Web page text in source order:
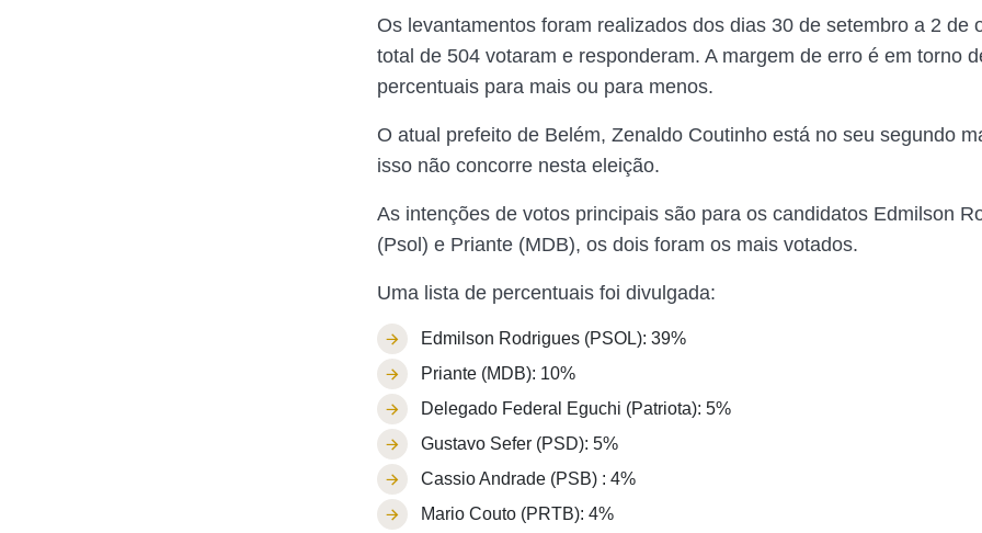
Os levantamentos foram realizados dos dias 30 de setembro a 2 de
total de 504 votaram e responderam. A margem de erro é em torno
percentuais para mais ou para menos.
O atual prefeito de Belém, Zenaldo Coutinho está no seu segundo
isso não concorre nesta eleição.
As intenções de votos principais são para os candidatos Edmilson
(Psol) e Priante (MDB), os dois foram os mais votados.
Uma lista de percentuais foi divulgada:
Edmilson Rodrigues (PSOL): 39%
Priante (MDB): 10%
Delegado Federal Eguchi (Patriota): 5%
Gustavo Sefer (PSD): 5%
Cassio Andrade (PSB) : 4%
Mario Couto (PRTB): 4%